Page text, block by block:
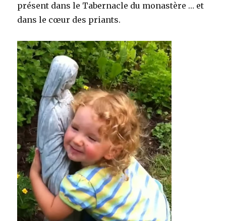
présent dans le Tabernacle du monastère … et
dans le cœur des priants.